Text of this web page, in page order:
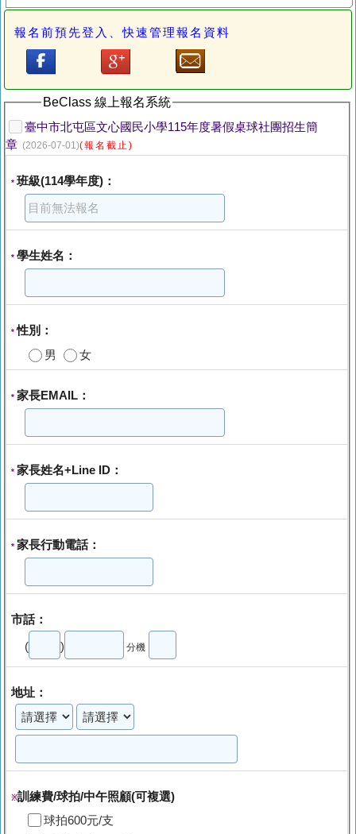
報名前預先登入、快速管理報名資料
BeClass 線上報名系統
臺中市北屯區文心國民小學115年度暑假桌球社團招生簡
章 (2026-07-01)(報名截止)
* 班級(114學年度)：
* 學生姓名：
*性別：
男
女
* 家長EMAIL：
* 家長姓名+Line ID：
* 家長行動電話：
市話：
( ) 分機
地址：
※訓練費/球拍/中午照顧(可複選)
球拍600元/支